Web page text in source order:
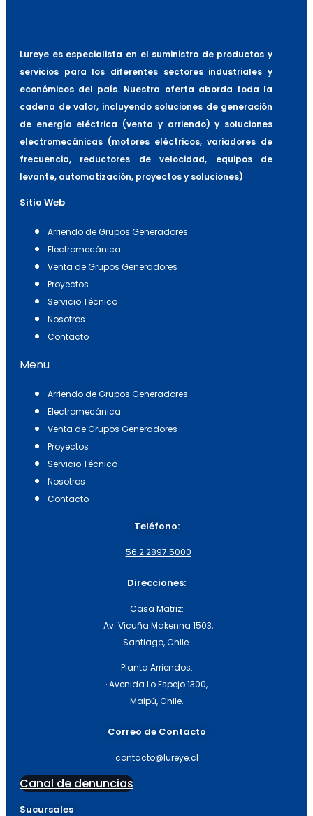
Lureye es especialista en el suministro de productos y
servicios para los diferentes sectores industriales y
económicos del país. Nuestra oferta aborda toda la
cadena de valor, incluyendo soluciones de generación
de energía eléctrica (venta y arriendo) y soluciones
electromecánicas (motores eléctricos, variadores de
frecuencia, reductores de velocidad, equipos de
levante, automatización, proyectos y soluciones)
Sitio Web
Arriendo de Grupos Generadores
Electromecánica
Venta de Grupos Generadores
Proyectos
Servicio Técnico
Nosotros
Contacto
Menu
Arriendo de Grupos Generadores
Electromecánica
Venta de Grupos Generadores
Proyectos
Servicio Técnico
Nosotros
Contacto
Teléfono:
·56 2 2897 5000
Direcciones:
Casa Matriz:
· Av. Vicuña Makenna 1503,
Santiago, Chile.
Planta Arriendos:
· Avenida Lo Espejo 1300,
Maipú, Chile.
Correo de Contacto
contacto@lureye.cl
Canal de denuncias
Sucursales